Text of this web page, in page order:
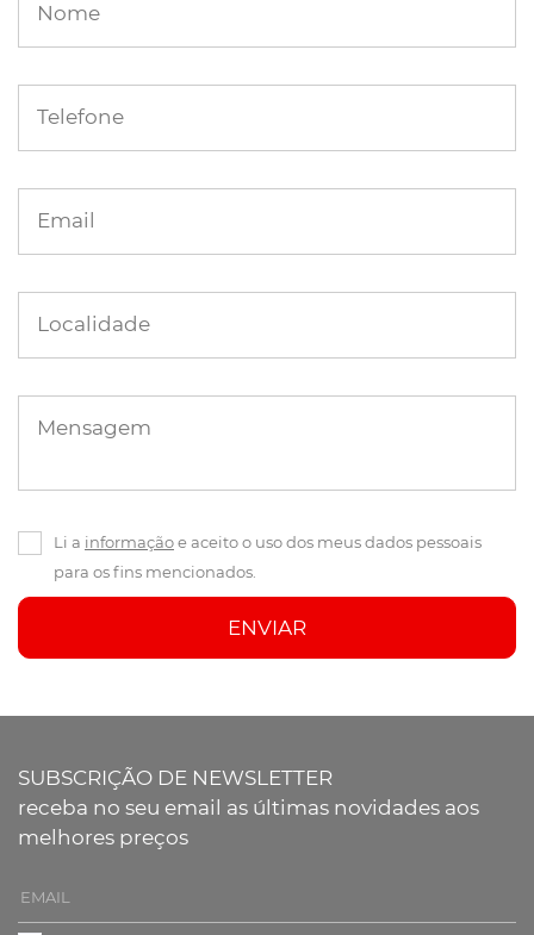
Nome
Telefone
Email
Localidade
Mensagem
Li a informaçãoe aceito o uso dos meus dados pessoais
para os fins mencionados.
ENVIAR
SUBSCRIÇÃO DE NEWSLETTER
receba no seu email as últimas novidades aos
melhores preços